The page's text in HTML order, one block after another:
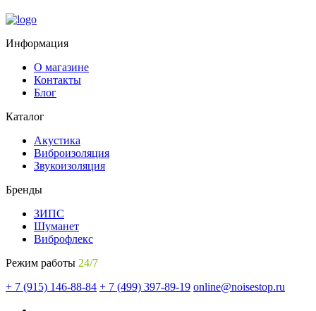
Информация
О магазине
Контакты
Блог
Каталог
Акустика
Виброизоляция
Звукоизоляция
Бренды
ЗИПС
Шуманет
Виброфлекс
Режим работы 24/7
+ 7 (915) 146-88-84 + 7 (499) 397-89-19 online@noisestop.ru